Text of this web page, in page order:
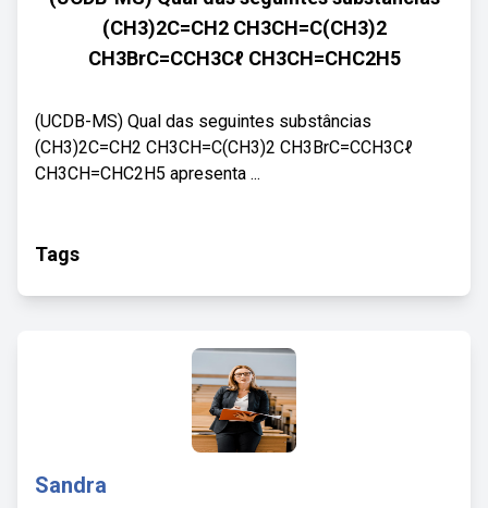
(CH3)2C=CH2 CH3CH=C(CH3)2
CH3BrC=CCH3Cℓ CH3CH=CHC2H5
(UCDB-MS) Qual das seguintes substâncias
(CH3)2C=CH2 CH3CH=C(CH3)2 CH3BrC=CCH3Cℓ
CH3CH=CHC2H5 apresenta ...
Tags
Sandra